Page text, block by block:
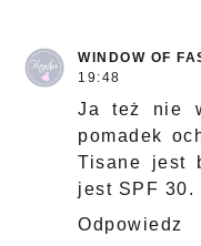
WINDOW OF
19:48
Ja też nie
pomadek
Tisane jest
jest SPF 30.
Odpowiedz